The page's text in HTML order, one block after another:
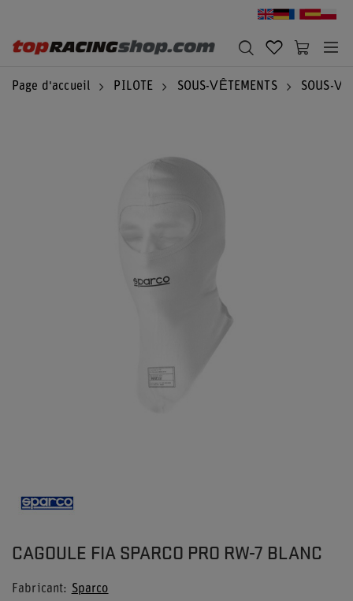
Page d'accueil PILOTE SOUS-VÊTEMENTS SOUS-
CAGOULE FIA SPARCO PRO RW-7 BLANC
Fabricant
Sparco